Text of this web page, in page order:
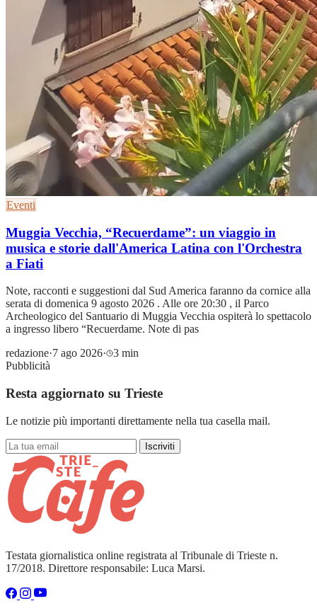
Eventi
Muggia Vecchia, “Recuerdame”: un viaggio in
musica e storie dall'America Latina con l'Orchestra
a Fiati
Note, racconti e suggestioni dal Sud America faranno da cornice alla
serata di domenica 9 agosto 2026 . Alle ore 20:30 , il Parco
Archeologico del Santuario di Muggia Vecchia ospiterà lo spettacolo
a ingresso libero “Recuerdame. Note di pas
redazione·7 ago 2026·
3 min
Pubblicità
Resta aggiornato su Trieste
Le notizie più importanti direttamente nella tua casella mail.
Iscriviti
Testata giornalistica online registrata al Tribunale di Trieste n.
17/2018. Direttore responsabile: Luca Marsi.